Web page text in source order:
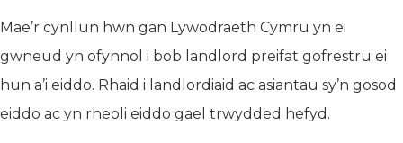
Mae’r cynllun hwn gan Lywodraeth Cymru yn ei
gwneud yn ofynnol i bob landlord preifat gofrestru ei
hun a’i eiddo. Rhaid i landlordiaid ac asiantau sy’n gosod
eiddo ac yn rheoli eiddo gael trwydded hefyd.